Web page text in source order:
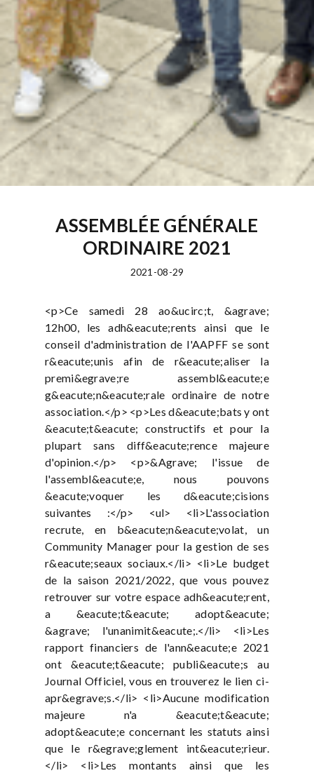
ASSEMBLÉE GÉNÉRALE
ORDINAIRE 2021
2021-08-29
<p>Ce samedi 28 ao&ucirc;t, &agrave;
12h00, les adh&eacute;rents ainsi que le
conseil d'administration de l'AAPFF se sont
r&eacute;unis afin de r&eacute;aliser la
premi&egrave;re assembl&eacute;e
g&eacute;n&eacute;rale ordinaire de notre
association.</p> <p>Les d&eacute;bats y ont
&eacute;t&eacute; constructifs et pour la
plupart sans diff&eacute;rence majeure
d'opinion.</p> <p>&Agrave; l'issue de
l'assembl&eacute;e, nous pouvons
&eacute;voquer les d&eacute;cisions
suivantes :</p> <ul> <li>L'association
recrute, en b&eacute;n&eacute;volat, un
Community Manager pour la gestion de ses
r&eacute;seaux sociaux.</li> <li>Le budget
de la saison 2021/2022, que vous pouvez
retrouver sur votre espace adh&eacute;rent,
a &eacute;t&eacute; adopt&eacute;
&agrave; l'unanimit&eacute;.</li> <li>Les
rapport financiers de l'ann&eacute;e 2021
ont &eacute;t&eacute; publi&eacute;s au
Journal Officiel, vous en trouverez le lien ci-
apr&egrave;s.</li> <li>Aucune modification
majeure n'a &eacute;t&eacute;
adopt&eacute;e concernant les statuts ainsi
que le r&egrave;glement int&eacute;rieur.
</li> <li>Les montants ainsi que les